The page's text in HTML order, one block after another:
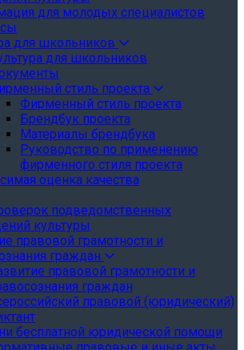
для молодых специалистов
для школьников
для школьников
стиль проекта
Фирменный стиль проекта
Брендбук проекта
Материалы брендбука
Руководство по применению
фирменного стиля проекта
оценка качества
подведомственных
культуры
правовой грамотности и
граждан
правовой грамотности и
граждан
правовой (юридический)
бесплатной юридической помощи